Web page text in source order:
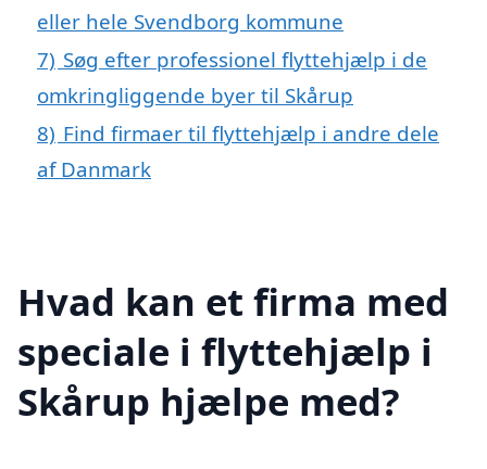
eller hele Svendborg kommune
7) Søg efter professionel flyttehjælp i de
omkringliggende byer til Skårup
8) Find firmaer til flyttehjælp i andre dele
af Danmark
Hvad kan et firma med
speciale i flyttehjælp i
Skårup hjælpe med?